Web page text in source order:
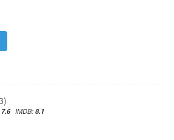
7.6 IMDB: 8.1